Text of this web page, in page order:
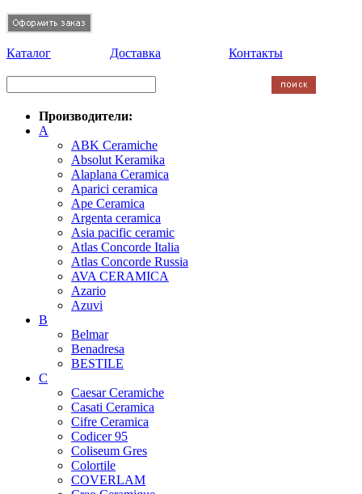
Каталог Доставка Контакты
Производители:
A
ABK Ceramiche
Absolut Keramika
Alaplana Ceramica
Aparici ceramica
Ape Ceramica
Argenta ceramica
Asia pacific ceramic
Atlas Concorde Italia
Atlas Concorde Russia
AVA CERAMICA
Azario
Azuvi
B
Belmar
Benadresa
BESTILE
C
Caesar Ceramiche
Casati Ceramica
Cifre Ceramica
Codicer 95
Coliseum Gres
Colortile
COVERLAM